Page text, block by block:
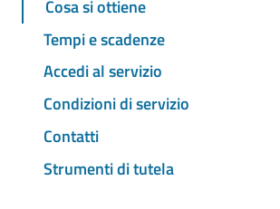
Cosa si ottiene
Tempi e scadenze
Accedi al servizio
Condizioni di servizio
Contatti
Strumenti di tutela